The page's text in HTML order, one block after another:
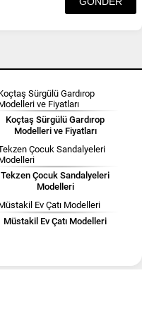
Koçtaş Sürgülü Gardırop
Modelleri ve Fiyatları
Tekzen Çocuk Sandalyeleri
Modelleri
Müstakil Ev Çatı Modelleri